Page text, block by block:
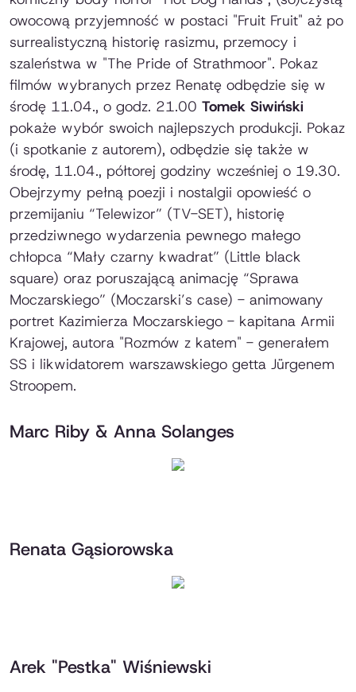
owocową przyjemność w postaci "Fruit Fruit" aż po
surrealistyczną historię rasizmu, przemocy i
szaleństwa w "The Pride of Strathmoor". Pokaz
filmów wybranych przez Renatę odbędzie się w
środę 11.04., o godz. 21.00 Tomek Siwiński
pokaże wybór swoich najlepszych produkcji. Pokaz
(i spotkanie z autorem), odbędzie się także w
środę, 11.04., półtorej godziny wcześniej o 19.30.
Obejrzymy pełną poezji i nostalgii opowieść o
przemijaniu “Telewizor” (TV-SET), historię
przedziwnego wydarzenia pewnego małego
chłopca “Mały czarny kwadrat” (Little black
square) oraz poruszającą animację “Sprawa
Moczarskiego” (Moczarski’s case) - animowany
portret Kazimierza Moczarskiego - kapitana Armii
Krajowej, autora "Rozmów z katem" - generałem
SS i likwidatorem warszawskiego getta Jürgenem
Stroopem.
Marc Riby & Anna Solanges
Renata Gąsiorowska
Arek "Pestka" Wiśniewski